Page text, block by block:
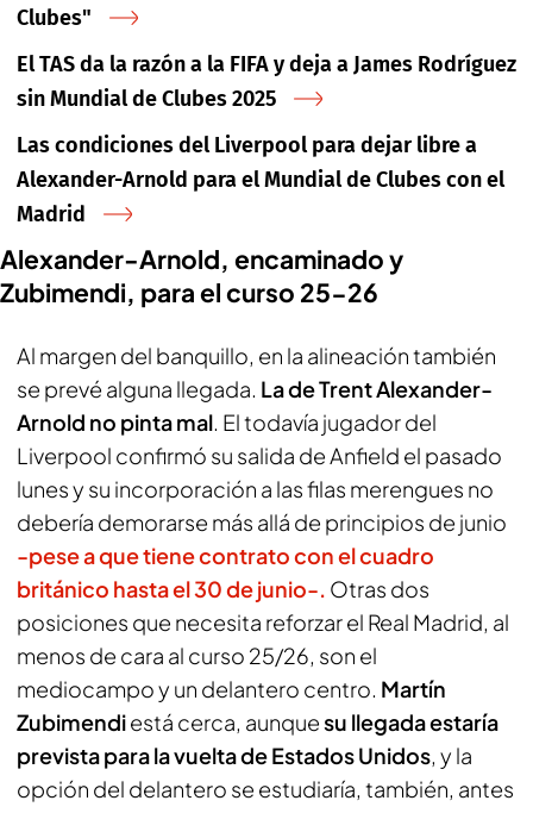
Clubes"
El TAS da la razón a la FIFA y deja a James Rodríguez
sin Mundial de Clubes 2025
Las condiciones del Liverpool para dejar libre a
Alexander-Arnold para el Mundial de Clubes con el
Madrid
Alexander-Arnold, encaminado y
Zubimendi, para el curso 25-26
Al margen del banquillo, en la alineación también
se prevé alguna llegada. La de Trent Alexander-
Arnold no pinta mal. El todavía jugador del
Liverpool confirmó su salida de Anfield el pasado
lunes y su incorporación a las filas merengues no
debería demorarse más allá de principios de junio
-pese a que tiene contrato con el cuadro
británico hasta el 30 de junio-. Otras dos
posiciones que necesita reforzar el Real Madrid, al
menos de cara al curso 25/26, son el
mediocampo y un delantero centro. Martín
Zubimendiestá cerca, aunquesu llegada estaría
prevista para la vuelta de Estados Unidos, y la
opción del delantero se estudiaría, también, antes